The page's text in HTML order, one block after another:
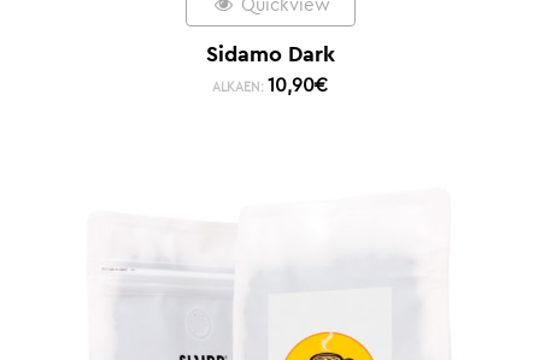
Quickview
Sidamo Dark
ALKAEN: 10,90€